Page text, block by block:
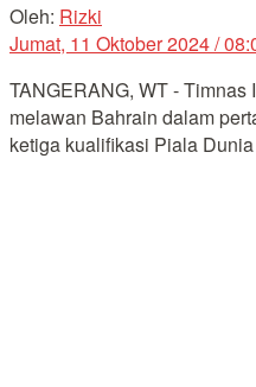
Oleh: Rizki
Jumat, 11 Oktober 2024 /
TANGERANG, WT -
melawan Bahrain dalam
ketiga kualifikasi Piala